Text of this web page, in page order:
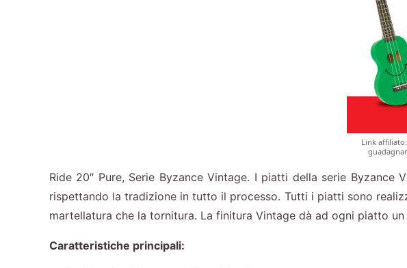
Link
Ride 20″ Pure, Serie Byzance Vintage. I piatti della serie
rispettando la tradizione in tutto il processo. Tutti i piatti sono
martellatura che la tornitura. La finitura Vintage dà ad ogni piatto
Caratteristiche principali: